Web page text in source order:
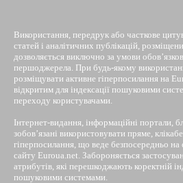
Використання, передрук або часткове
статей і аналітичних публікацій,
дозволяється виключно за умови
першоджерела. При будь-якому
розміщувати активне гіперпосилання на
відкритим для індексації пошуковими
переходу користувачами.
Інтернет-видання, інформаційні портали,
зобов’язані використовувати пряме,
гіперпосилання, що веде безпосередньо на
сайту Euroua.net. Забороняється
атрибутів, які перешкоджають коректній
пошуковими системами.